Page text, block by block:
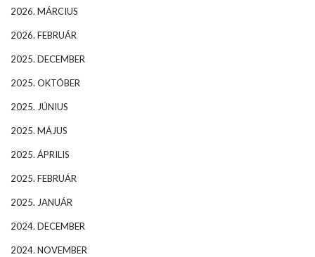
2026. MÁRCIUS
2026. FEBRUÁR
2025. DECEMBER
2025. OKTÓBER
2025. JÚNIUS
2025. MÁJUS
2025. ÁPRILIS
2025. FEBRUÁR
2025. JANUÁR
2024. DECEMBER
2024. NOVEMBER